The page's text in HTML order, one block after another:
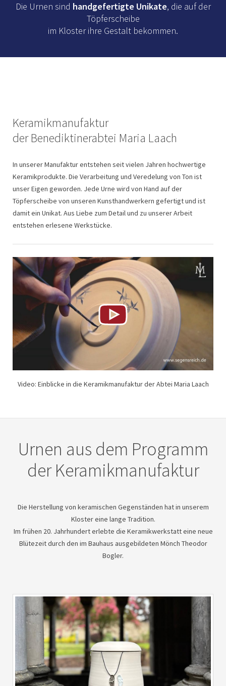
Die Urnen sind handgefertigte Unikate, die auf der
Töpferscheibe
im Kloster ihre Gestalt bekommen.
Keramikmanufaktur
der Benediktinerabtei Maria Laach
In unserer Manufaktur entstehen seit vielen Jahren hochwertige
Keramikprodukte. Die Verarbeitung und Veredelung von Ton ist
unser Eigen geworden. Jede Urne wird von Hand auf der
Töpferscheibe von unseren Kunsthandwerkern gefertigt und ist
damit ein Unikat. Aus Liebe zum Detail und zu unserer Arbeit
entstehen erlesene Werkstücke.
Video: Einblicke in die Keramikmanufaktur der Abtei Maria Laach
Urnen aus dem Programm
der Keramikmanufaktur
Die Herstellung von keramischen Gegenständen hat in unserem
Kloster eine lange Tradition.
Im frühen 20. Jahrhundert erlebte die Keramikwerkstatt eine neue
Blütezeit durch den im Bauhaus ausgebildeten Mönch Theodor
Bogler.